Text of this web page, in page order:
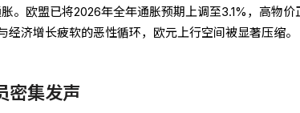
。欧盟已将2026年全年通胀预期上调至3.1%，高物价
济增长疲软的恶性循环，欧元上行空间被显著压缩。
密集发声